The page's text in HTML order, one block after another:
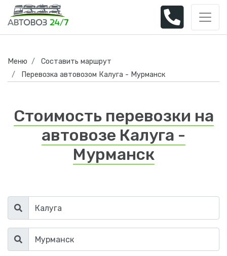
Меню
Составить маршрут
Перевозка автовозом Калуга - Мурманск
Стоимость перевозки на
автовозе Калуга -
Мурманск